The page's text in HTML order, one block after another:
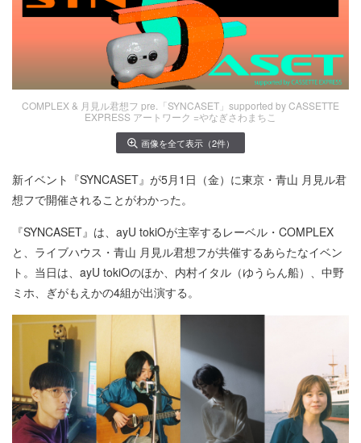
COMPLEX & 月見ル君想フ pre.「SYNCASET」supported by CASSETTE
EXPRESS アートワーク =やなぎさわまちこ
画像を全て表示（2件）
新イベント『SYNCASET』が5月1日（金）に東京・青山 月見ル君
想フで開催されることがわかった。
『SYNCASET』は、ayU tokiOが主宰するレーベル・COMPLEX
と、ライブハウス・青山 月見ル君想フが共催するあらたなイベン
ト。当日は、ayU tokiOのほか、内村イタル（ゆうらん船）、中野
ミホ、ぎがもえかの4組が出演する。